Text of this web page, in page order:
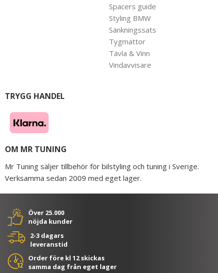
Spacers guide
Styling BMW
Sänkningssats
Tygmattor
Tävla & Vinn
Vindavvisare
TRYGG HANDEL
OM MR TUNING
Mr Tuning säljer tillbehör för bilstyling och tuning i Sverige.
Verksamma sedan 2009 med eget lager.
Över 25.000
nöjda kunder
2-3 dagars
leveranstid
Order före kl 12 skickas
samma dag från eget lager